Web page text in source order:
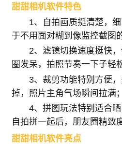
甜甜相机软件特色
1、自拍画质挺清楚，
于不用面对糊到像监控截图
2、滤镜切换速度挺快
圈发呆，拍照节奏一下子轻
3、裁剪功能特别方便
掉，照片主角气场瞬间拉满；
4、拼图玩法特别适合晒
自拍拼一起后，朋友圈精致
甜甜相机软件亮点